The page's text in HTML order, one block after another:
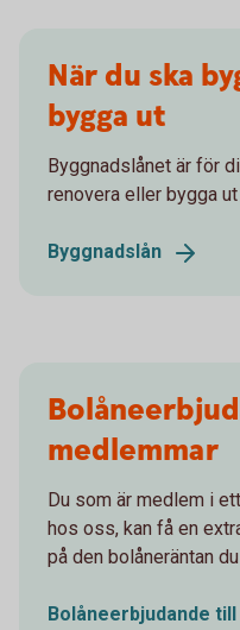
När du ska
bygga ut
Byggnadslånet är för
renovera eller bygga
Byggnadslån
medlemmar
Du som är medlem i
hos oss, kan få en
på den bolåneräntan
Bolåneerbjudande